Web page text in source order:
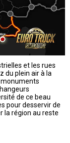
et les rues
du plein air à la
monuments
de ce beau
pour desservir de
la région au reste